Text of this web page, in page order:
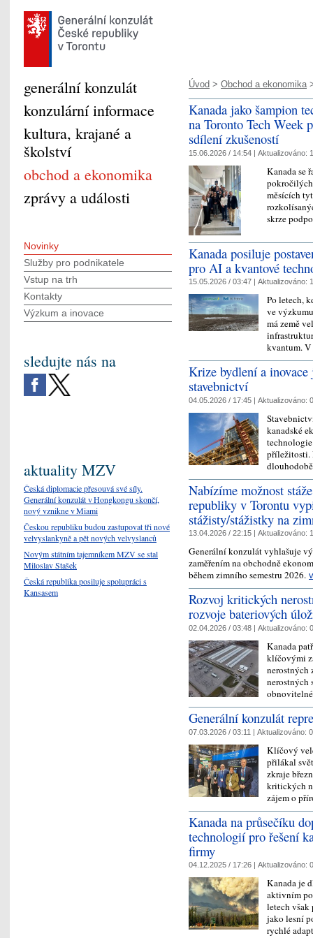
Úvod > Obchod a ekonomika
Kanada jako šampion
na Toronto Tech
sdílení zkušeností
15.06.2026 / 14:54 | Aktualizováno:
Kanada se
měsících
skrze
Kanada posiluje
pro AI a kvantové
15.05.2026 / 03:47 | Aktualizováno:
Po letech,
ve
má země
kvantum.
Krize bydlení a
stavebnictví
04.05.2026 / 17:45 | Aktualizováno:
kanadské
příležitosti.
Nabízíme možnost
republiky v Torontu
stážisty/stážistky na
13.04.2026 / 22:15 | Aktualizováno:
Generální konzulát vyhlašuje
zaměřením na obchodně
během zimního semestru 2026.
Rozvoj kritických
rozvoje bateriových
02.04.2026 / 03:48 | Aktualizováno:
Kanada
klíčovými
nerostných
nerostných
Generální konzulát
07.03.2026 / 03:11 | Aktualizováno:
Klíčový
přilákal
zkraje
kritických
zájem o
Kanada na průsečíku
technologií pro řešení
firmy
04.12.2025 / 17:26 | Aktualizováno:
Kanada je
aktivním
letech
jako lesní
rychlé
generální konzulát
konzulární informace
kultura, krajané a
školství
obchod a ekonomika
zprávy a události
Novinky
Služby pro podnikatele
Vstup na trh
Kontakty
Výzkum a inovace
sledujte nás na
aktuality MZV
Česká diplomacie přesouvá své síly.
Generální konzulát v Hongkongu skončí,
nový vznikne v Miami
Českou republiku budou zastupovat tři nové
velvyslankyně a pět nových velvyslanců
Novým státním tajemníkem MZV se stal
Miloslav Stašek
Česká republika posiluje spolupráci s
Kansasem